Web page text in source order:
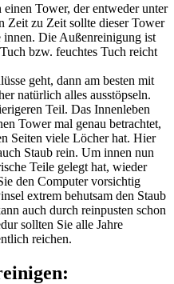
Tower, der entweder unter
Zeit zu Zeit sollte dieser Tower
Die Außenreinigung ist
bzw. feuchtes Tuch reicht
geht, dann am besten mit
natürlich alles ausstöpseln.
Teil. Das Innenleben
Tower mal genau betrachtet,
Seiten viele Löcher hat. Hier
Staub rein. Um innen nun
Teile gelegt hat, wieder
den Computer vorsichtig
extrem behutsam den Staub
auch durch reinpusten schon
sollten Sie alle Jahre
reichen.